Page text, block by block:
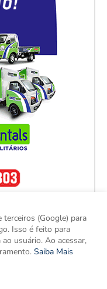
terceiros (Google) para
Isso é feito para
usuário. Ao acessar,
Saiba Mais